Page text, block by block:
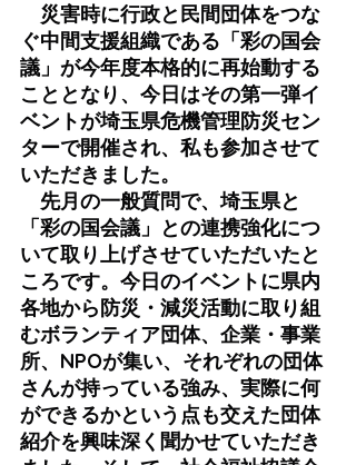
災害時に行政と民間団体をつな
ぐ中間支援組織である「彩の国会
議」が今年度本格的に再始動する
こととなり、今日はその第一弾イ
ベントが埼玉県危機管理防災セン
ターで開催され、私も参加させて
いただきました。
先月の一般質問で、埼玉県と
「彩の国会議」との連携強化につ
いて取り上げさせていただいたと
ころです。今日のイベントに県内
各地から防災・減災活動に取り組
むボランティア団体、企業・事業
所、NPOが集い、それぞれの団体
さんが持っている強み、実際に何
ができるかという点も交えた団体
紹介を興味深く聞かせていただき